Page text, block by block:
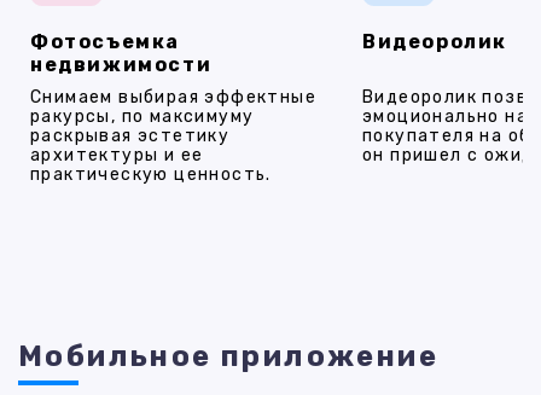
Фотосъемка
недвижимости
Снимаем выбирая эффектные
ракурсы, по максимуму
раскрывая эстетику
архитектуры и ее
практическую ценность.
Видеоролик
Видеоролик
эмоционально
покупателя на
он пришел с
Мобильное приложение